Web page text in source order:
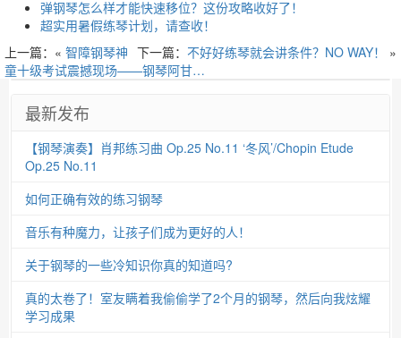
弹钢琴怎么样才能快速移位？这份攻略收好了！
超实用暑假练琴计划，请查收！
下一篇： 不好好练琴就会讲条件？NO WAY！ »
上一篇：« 智障钢琴神
童十级考试震撼现场——钢琴阿甘…
最新发布
【钢琴演奏】肖邦练习曲 Op.25 No.11 ‘冬风’/Chopin Etude
Op.25 No.11
如何正确有效的练习钢琴
音乐有种魔力，让孩子们成为更好的人！
关于钢琴的一些冷知识你真的知道吗?
真的太卷了！室友瞒着我偷偷学了2个月的钢琴，然后向我炫耀
学习成果